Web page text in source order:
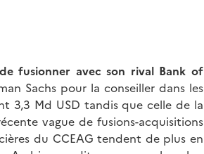
fusionner avec son rival Bank of
Sachs pour la conseiller dans les
3,3 Md USD tandis que celle de la
vague de fusions-acquisitions
du CCEAG tendent de plus en